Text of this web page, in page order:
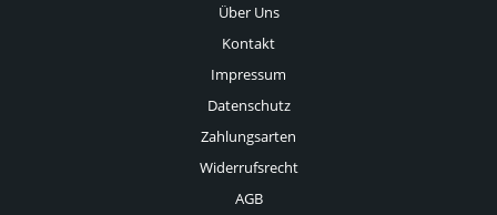
Über Uns
Kontakt
Impressum
Datenschutz
Zahlungsarten
Widerrufsrecht
AGB